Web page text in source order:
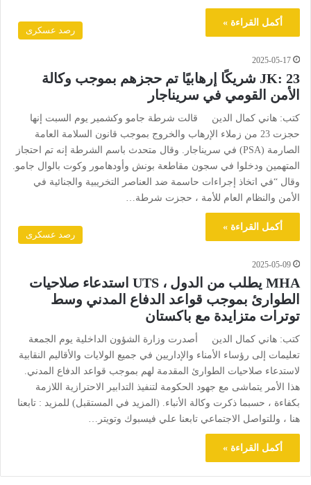
أكمل القراءة »
رصد عسكرى
2025-05-17
JK: 23 شريكًا إرهابيًا تم حجزهم بموجب وكالة
الأمن القومي في سريناجار
كتب: هاني كمال الدين قالت شرطة جامو وكشمير يوم السبت إنها
حجزت 23 من زملاء الإرهاب والخروج بموجب قانون السلامة العامة
الصارمة (PSA) في سريناجار. وقال متحدث باسم الشرطة إنه تم احتجاز
المتهمين ودخلوا في سجون مقاطعة بونش وأودهامور وكوت بالوال جامو.
وقال “في اتخاذ إجراءات حاسمة ضد العناصر التخريبية والجنائية في
الأمن والنظام العام للأمة ، حجزت شرطة…
أكمل القراءة »
رصد عسكرى
2025-05-09
MHA يطلب من الدول ، UTS استدعاء صلاحيات
الطوارئ بموجب قواعد الدفاع المدني وسط
توترات متزايدة مع باكستان
كتب: هاني كمال الدين أصدرت وزارة الشؤون الداخلية يوم الجمعة
تعليمات إلى رؤساء الأمناء والإداريين في جميع الولايات والأقاليم النقابية
لاستدعاء صلاحيات الطوارئ المقدمة لهم بموجب قواعد الدفاع المدني.
هذا الأمر يتماشى مع جهود الحكومة لتنفيذ التدابير الاحترازية اللازمة
بكفاءة ، حسبما ذكرت وكالة الأنباء. (المزيد في المستقبل) للمزيد : تابعنا
هنا ، وللتواصل الاجتماعي تابعنا علي فيسبوك وتويتر…
أكمل القراءة »